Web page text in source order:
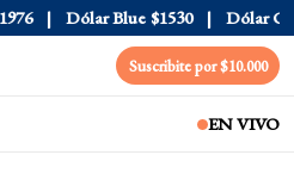
Dólar Blue $1530 Dólar CCL
Suscribite por $10.000
EN VIVO